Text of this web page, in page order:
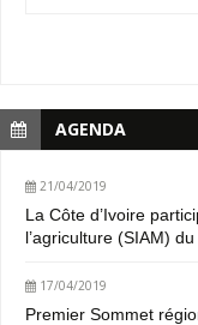
AGENDA
21/04/2019
La Côte d’Ivoire
l’agriculture (SIAM)
17/04/2019
Premier Sommet